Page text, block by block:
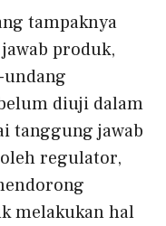
tampaknya
produk,
diuji dalam
tanggung jawab
regulator,
melakukan hal